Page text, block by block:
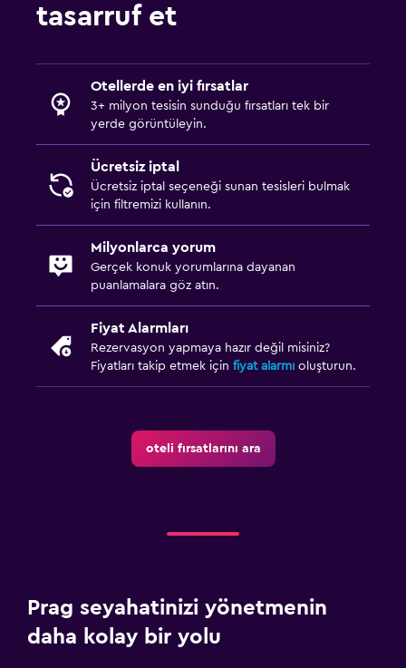
tasarruf et
Otellerde en iyi fırsatlar
3+ milyon tesisin sunduğu fırsatları tek bir
yerde görüntüleyin.
Ücretsiz iptal
Ücretsiz iptal seçeneği sunan tesisleri bulmak
için filtremizi kullanın.
Milyonlarca yorum
Gerçek konuk yorumlarına dayanan
puanlamalara göz atın.
Fiyat Alarmları
Rezervasyon yapmaya hazır değil misiniz?
Fiyatları takip etmek için fiyat alarmı oluşturun.
oteli fırsatlarını ara
Prag seyahatinizi yönetmenin
daha kolay bir yolu